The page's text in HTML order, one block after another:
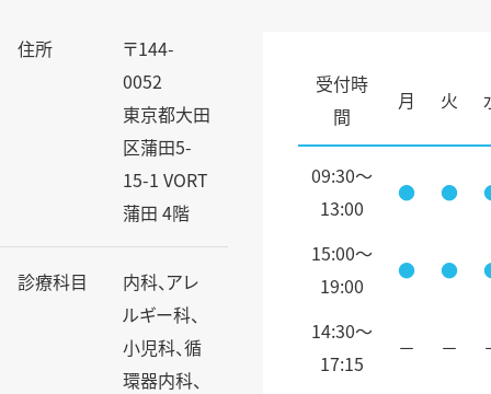
住所
〒144-
0052
東京都大田
区蒲田5-
15-1 VORT
蒲田 4階
診療科目
内科、アレ
ルギー科、
小児科、循
環器内科、
受付時
間
月 火
09:30～
13:00
● ●
15:00～
19:00
● ●
14:30〜
17:15
－ －